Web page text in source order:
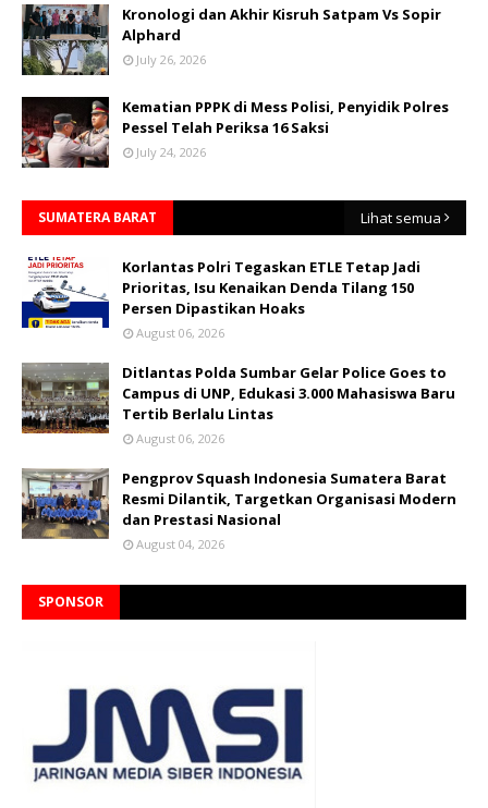
Kronologi dan Akhir Kisruh Satpam Vs Sopir
Alphard
July 26, 2026
Kematian PPPK di Mess Polisi, Penyidik Polres
Pessel Telah Periksa 16 Saksi
July 24, 2026
SUMATERA BARAT Lihat semua
Korlantas Polri Tegaskan ETLE Tetap Jadi
Prioritas, Isu Kenaikan Denda Tilang 150
Persen Dipastikan Hoaks
August 06, 2026
Ditlantas Polda Sumbar Gelar Police Goes to
Campus di UNP, Edukasi 3.000 Mahasiswa Baru
Tertib Berlalu Lintas
August 06, 2026
Pengprov Squash Indonesia Sumatera Barat
Resmi Dilantik, Targetkan Organisasi Modern
dan Prestasi Nasional
August 04, 2026
SPONSOR